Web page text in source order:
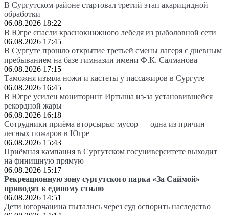
В Сургутском районе стартовал третий этап акарицидной
обработки
06.08.2026 18:22
В Югре спасли краснокнижного лебедя из рыболовной сети
06.08.2026 17:45
В Сургуте прошло открытие третьей смены лагеря с дневным
пребыванием на базе гимназии имени Ф.К. Салманова
06.08.2026 17:15
Таможня изъяла ножи и кастеты у пассажиров в Сургуте
06.08.2026 16:45
В Югре усилен мониторинг Иртыша из-за установившейся
рекордной жары
06.08.2026 16:18
Сотрудники приёма вторсырья: мусор — одна из причин
лесных пожаров в Югре
06.08.2026 15:43
Приёмная кампания в Сургутском госуниверситете выходит
на финишную прямую
06.08.2026 15:17
Рекреационную зону сургутского парка «За Саймой»
приводят к единому стилю
06.08.2026 14:51
Дети югорчанина пытались через суд оспорить наследство